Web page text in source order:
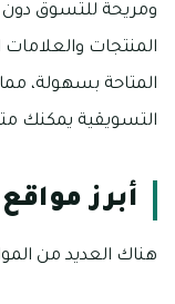
ومريحة للتسوق دون
المنتجات
المتاحة بسهولة،
التسويقية يمكنك
أبرز
هناك العديد من